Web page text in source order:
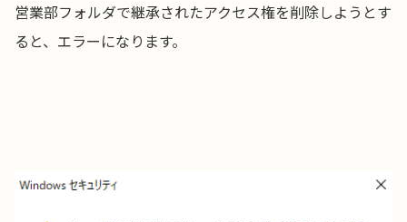
営業部フォルダで継承されたアクセス権を削除しようとす
ると、エラーになります。